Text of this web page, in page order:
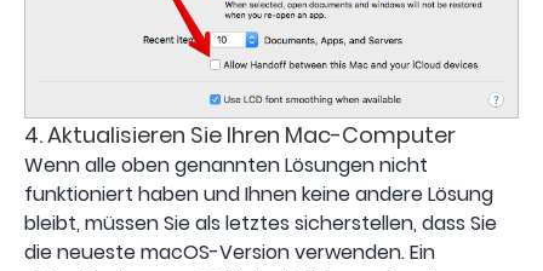
4. Aktualisieren Sie Ihren Mac-Computer
Wenn alle oben genannten Lösungen nicht
funktioniert haben und Ihnen keine andere Lösung
bleibt, müssen Sie als letztes sicherstellen, dass Sie
die neueste macOS-Version verwenden. Ein